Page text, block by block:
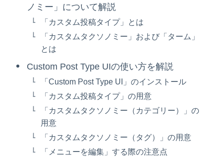
ノミー」について解説
「カスタム投稿タイプ」とは
「カスタムタクソノミー」および「ターム」
とは
Custom Post Type UIの使い方を解説
「Custom Post Type UI」のインストール
「カスタム投稿タイプ」の用意
「カスタムタクソノミー（カテゴリー）」の
用意
「カスタムタクソノミー（タグ）」の用意
「メニューを編集」する際の注意点